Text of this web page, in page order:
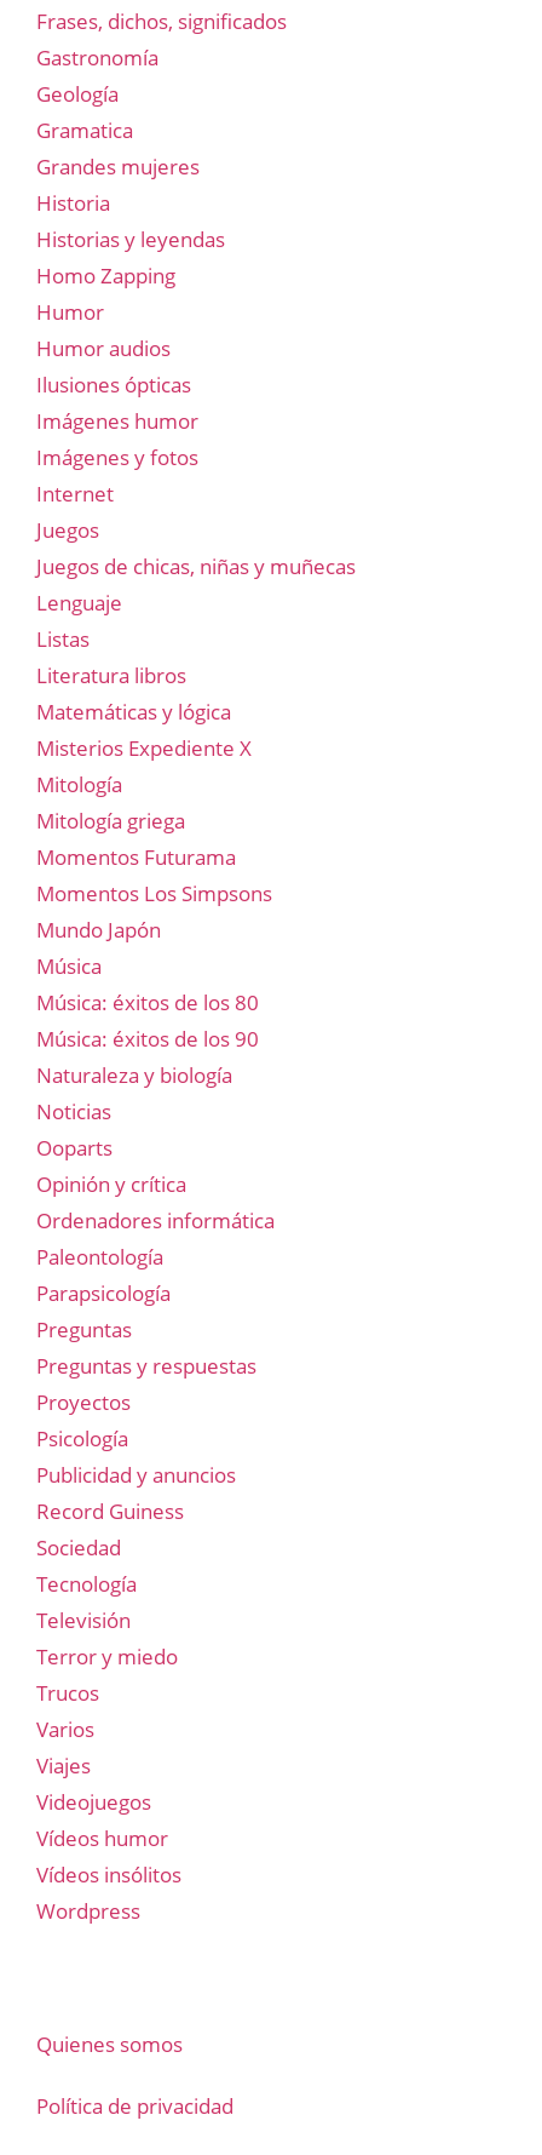
Frases, dichos, significados
Gastronomía
Geología
Gramatica
Grandes mujeres
Historia
Historias y leyendas
Homo Zapping
Humor
Humor audios
Ilusiones ópticas
Imágenes humor
Imágenes y fotos
Internet
Juegos
Juegos de chicas, niñas y muñecas
Lenguaje
Listas
Literatura libros
Matemáticas y lógica
Misterios Expediente X
Mitología
Mitología griega
Momentos Futurama
Momentos Los Simpsons
Mundo Japón
Música
Música: éxitos de los 80
Música: éxitos de los 90
Naturaleza y biología
Noticias
Ooparts
Opinión y crítica
Ordenadores informática
Paleontología
Parapsicología
Preguntas
Preguntas y respuestas
Proyectos
Psicología
Publicidad y anuncios
Record Guiness
Sociedad
Tecnología
Televisión
Terror y miedo
Trucos
Varios
Viajes
Videojuegos
Vídeos humor
Vídeos insólitos
Wordpress
Quienes somos
Política de privacidad